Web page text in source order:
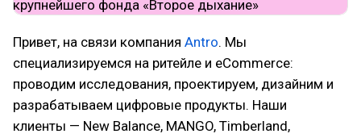
Привет, на связи компания Antro. Мы
специализируемся на ритейле и eCommerce:
проводим исследования, проектируем, дизайним и
разрабатываем цифровые продукты. Наши
клиенты — New Balance, MANGO, Timberland,